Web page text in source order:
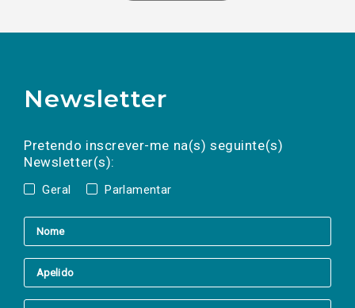
Newsletter
Pretendo inscrever-me na(s) seguinte(s)
Newsletter(s):
Geral Parlamentar
a(s) newsletter(s).
mail